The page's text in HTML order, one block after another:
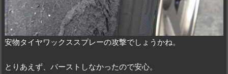
安物タイヤワックススプレーの攻撃でしょうかね。
とりあえず、バーストしなかったので安心。